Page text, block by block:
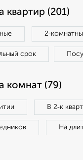
квартир (201)
срок
комнат (79)
В 2‑к
На